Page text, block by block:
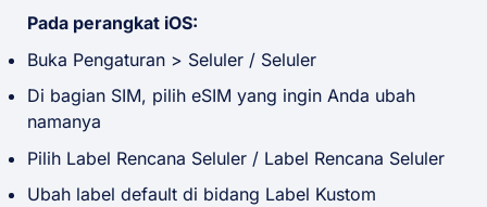
Pada perangkat iOS:
Buka Pengaturan > Seluler / Seluler
Di bagian SIM, pilih eSIM yang ingin Anda ubah
namanya
Pilih Label Rencana Seluler / Label Rencana Seluler
Ubah label default di bidang Label Kustom